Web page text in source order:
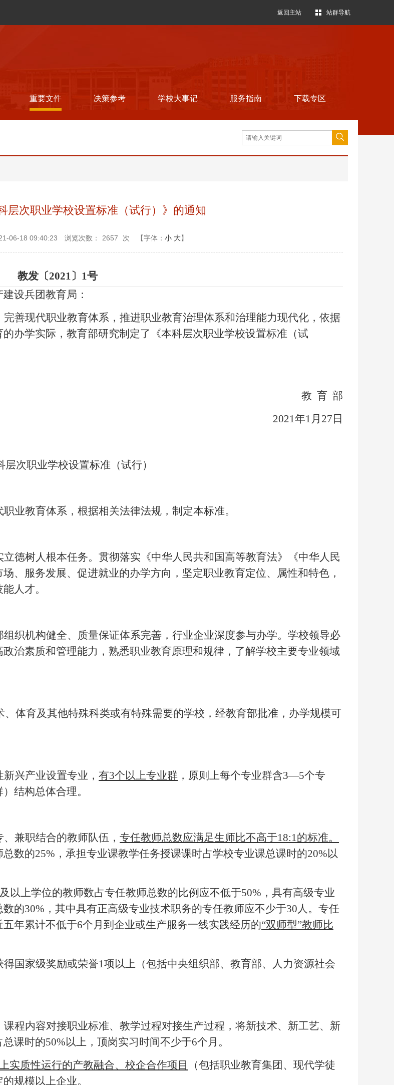
返回主站 站群导航
重要文件 决策参考 学校大事记 服务指南 下载专区
层次职业学校设置标准（试行）》的通知
06-18 09:40:23 浏览次数： 2657 次 【字体： 小 大】
教发〔2021〕1号
设兵团教育局：
善现代职业教育体系，推进职业教育治理体系和治理能力现代化，依据
办学实际，教育部研究制定了《本科层次职业学校设置标准（试
教 育 部
2021年1月27日
层次职业学校设置标准（试行）
业教育体系，根据相关法律法规，制定本标准。
德树人根本任务。贯彻落实《中华人民共和国高等教育法》《中华人民
、服务发展、促进就业的办学方向，坚定职业教育定位、属性和特色，
人才。
织机构健全、质量保证体系完善，行业企业深度参与办学。学校领导必
治素质和管理能力，熟悉职业教育原理和规律，了解学校主要专业领域
、体育及其他特殊科类或有特殊需要的学校，经教育部批准，办学规模可
兴产业设置专业， 有3个以上专业群 ，原则上每个专业群含3—5个专
结构总体合理。
兼职结合的教师队伍， 专任教师总数应满足生师比不高于18:1的标准。
总数的25%，承担专业课教学任务授课课时占学校专业课总课时的20%以
以上学位的教师数占专任教师总数的比例应不低于50%，具有高级专业
的30%，其中具有正高级专业技术职务的专任教师应不少于30人。专任
年累计不低于6个月到企业或生产服务一线实践经历的“双师型”教师比
得国家级奖励或荣誉1项以上（包括中央组织部、教育部、人力资源社会
课程内容对接职业标准、教学过程对接生产过程，将新技术、新工艺、新
总课时的50%以上，顶岗实习时间不少于6个月。
实质性运行的产教融合、校企合作项目
（包括职业教育集团、现代学徒
规模以上企业。